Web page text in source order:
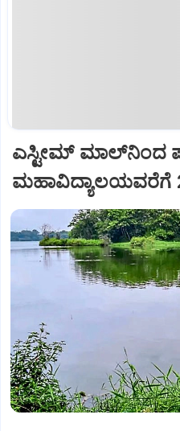
ಎಸ್ಟೀಮ್‌ ಮಾಲ್‌ನಿಂದ
ಮಹಾವಿದ್ಯಾಲಯವರೆಗೆ